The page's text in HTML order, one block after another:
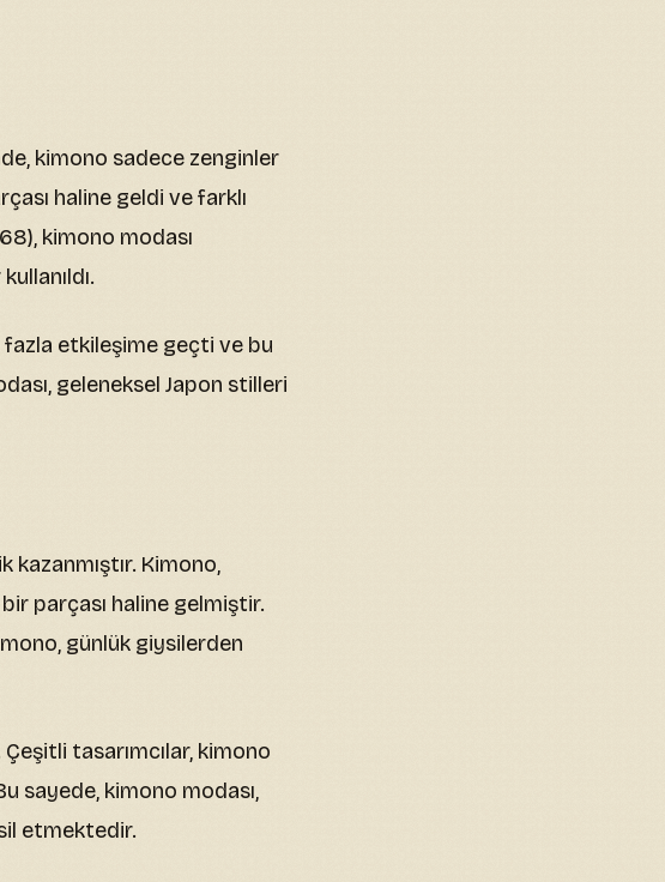
kimono sadece zenginler
haline geldi ve farklı
kimono modası
fazla etkileşime geçti ve bu
geleneksel Japon stilleri
kazanmıştır. Kimono,
parçası haline gelmiştir.
günlük giysilerden
tasarımcılar, kimono
sayede, kimono modası,
etmektedir.